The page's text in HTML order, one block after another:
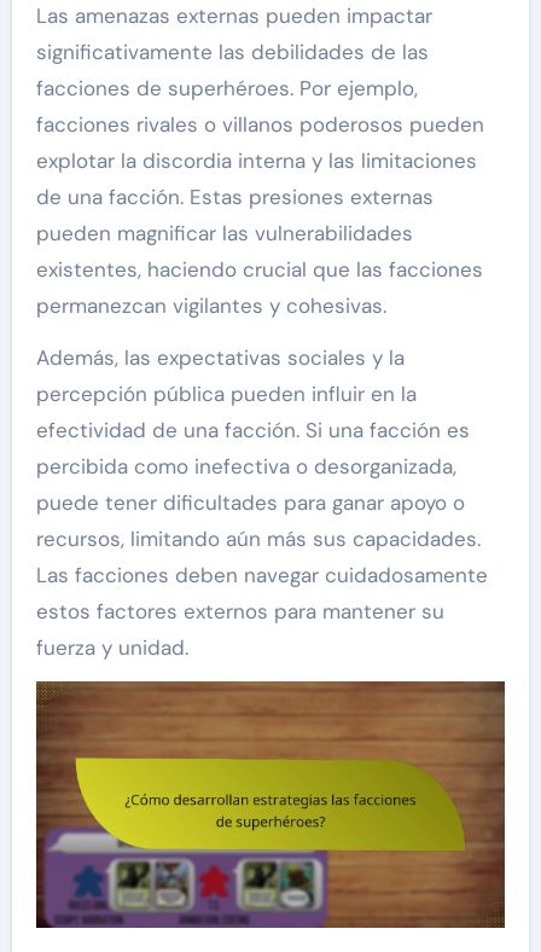
Las amenazas externas pueden impactar
significativamente las debilidades de las
facciones de superhéroes. Por ejemplo,
facciones rivales o villanos poderosos pueden
explotar la discordia interna y las limitaciones
de una facción. Estas presiones externas
pueden magnificar las vulnerabilidades
existentes, haciendo crucial que las facciones
permanezcan vigilantes y cohesivas.
Además, las expectativas sociales y la
percepción pública pueden influir en la
efectividad de una facción. Si una facción es
percibida como inefectiva o desorganizada,
puede tener dificultades para ganar apoyo o
recursos, limitando aún más sus capacidades.
Las facciones deben navegar cuidadosamente
estos factores externos para mantener su
fuerza y unidad.